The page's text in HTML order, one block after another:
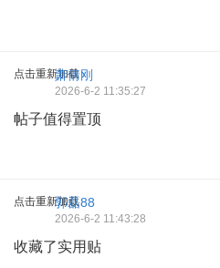
点击重新加载
萧倩刚
2026-6-2 11:35:27
帖子值得置顶
点击重新加载
郭磊88
2026-6-2 11:43:28
收藏了实用贴